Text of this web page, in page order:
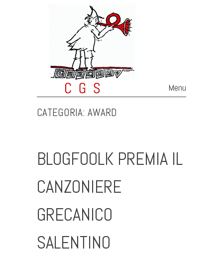
Menu
CATEGORIA: AWARD
BLOGFOOLK PREMIA IL
CANZONIERE
GRECANICO
SALENTINO